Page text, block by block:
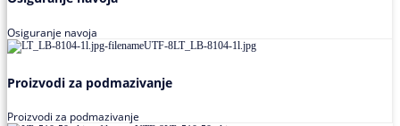
Osiguranje navoja
Proizvodi za podmazivanje
Proizvodi za podmazivanje